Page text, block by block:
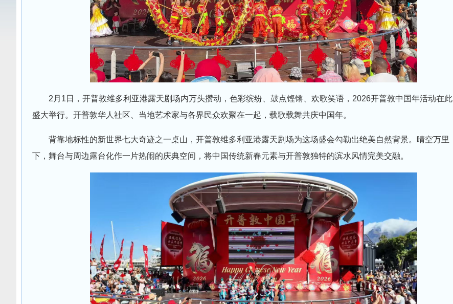
2月1日，开普敦维多利亚港露天剧场内万头攒动，色彩缤纷、鼓点铿锵、欢歌笑语，2026开普敦中国年活动在此
盛大举行。开普敦华人社区、当地艺术家与各界民众欢聚在一起，载歌载舞共庆中国年。
背靠地标性的新世界七大奇迹之一桌山，开普敦维多利亚港露天剧场为这场盛会勾勒出绝美自然背景。晴空万里
下，舞台与周边露台化作一片热闹的庆典空间，将中国传统新春元素与开普敦独特的滨水风情完美交融。